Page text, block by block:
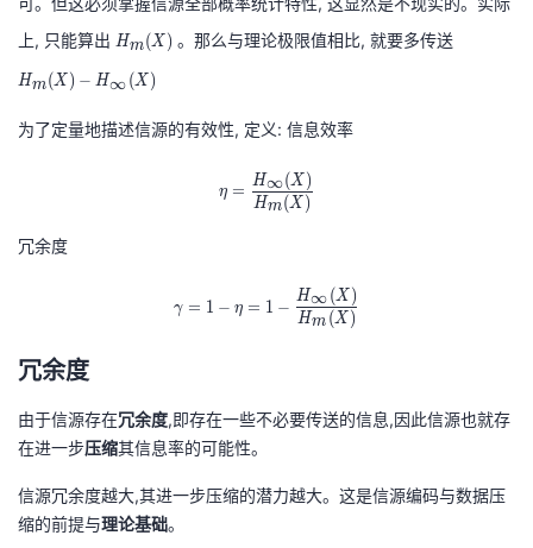
证
实
验
的
收
藏
议
(
X
g
)
\
e
q
)
\i
上, 只能算出 H
{
m
Hm(X ) 。那么与理论极限值相比, 就要多传送
}
X
Hm(X ) − H∞(X )
为了定量地描述信源的有效性, 定义: 信息效率
η =
Hm(X )
H∞(X )
冗余度
\gamma=1-\eta=1-
γ = 1 − η = 1 −
Hm (X )
H∞(X )
冗余度
由于信源存在冗余度,即存在一些不必要传送的信息,因此信源也就存
在进一步压缩其信息率的可能性。
信源冗余度越大,其进一步压缩的潜力越大。这是信源编码与数据压
缩的前提与理论基础。